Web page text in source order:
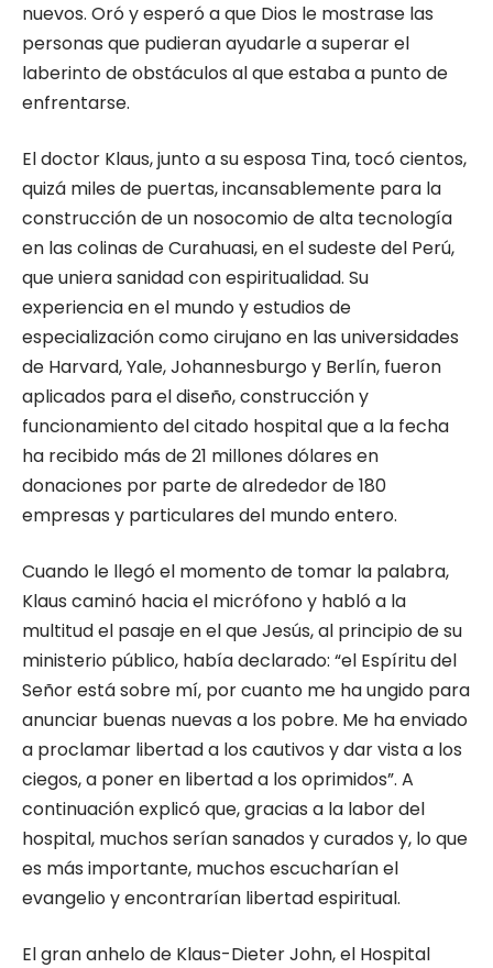
nuevos. Oró y esperó a que Dios le mostrase las
personas que pudieran ayudarle a superar el
laberinto de obstáculos al que estaba a punto de
enfrentarse.
El doctor Klaus, junto a su esposa Tina, tocó cientos,
quizá miles de puertas, incansablemente para la
construcción de un nosocomio de alta tecnología
en las colinas de Curahuasi, en el sudeste del Perú,
que uniera sanidad con espiritualidad. Su
experiencia en el mundo y estudios de
especialización como cirujano en las universidades
de Harvard, Yale, Johannesburgo y Berlín, fueron
aplicados para el diseño, construcción y
funcionamiento del citado hospital que a la fecha
ha recibido más de 21 millones dólares en
donaciones por parte de alrededor de 180
empresas y particulares del mundo entero.
Cuando le llegó el momento de tomar la palabra,
Klaus caminó hacia el micrófono y habló a la
multitud el pasaje en el que Jesús, al principio de su
ministerio público, había declarado: “el Espíritu del
Señor está sobre mí, por cuanto me ha ungido para
anunciar buenas nuevas a los pobre. Me ha enviado
a proclamar libertad a los cautivos y dar vista a los
ciegos, a poner en libertad a los oprimidos”. A
continuación explicó que, gracias a la labor del
hospital, muchos serían sanados y curados y, lo que
es más importante, muchos escucharían el
evangelio y encontrarían libertad espiritual.
El gran anhelo de Klaus-Dieter John, el Hospital